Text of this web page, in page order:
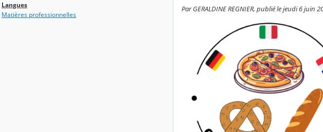
Langues
Matières professionnelles
Par GERALDINE REGNIER, publié le jeudi 6